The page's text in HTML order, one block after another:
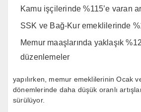
Kamu işçilerinde %115’e varan
SSK ve Bağ-Kur emeklilerinde
Memur maaşlarında yaklaşık
düzenlemeler
yapılırken, memur emeklilerinin Ocak
dönemlerinde daha düşük oranlı
sürülüyor.